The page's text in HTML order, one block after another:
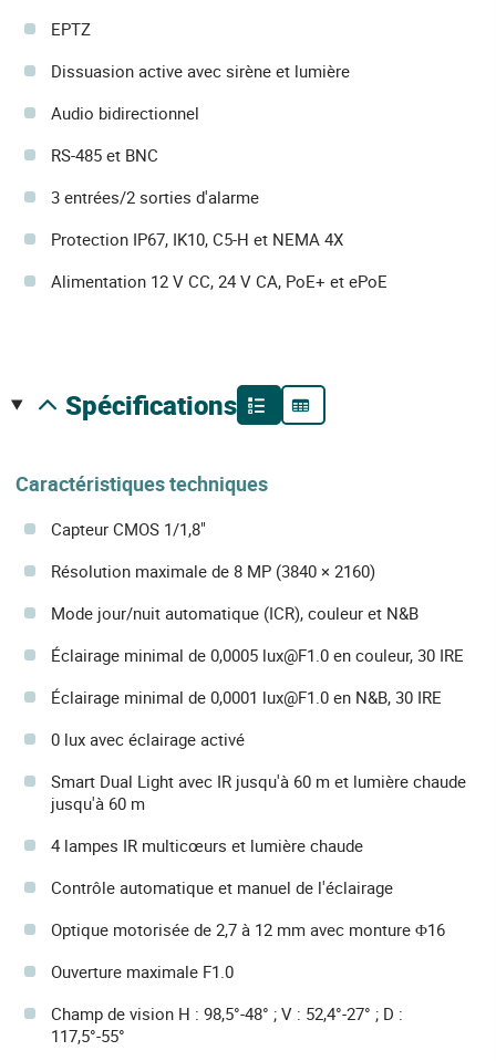
EPTZ
Dissuasion active avec sirène et lumière
Audio bidirectionnel
RS-485 et BNC
3 entrées/2 sorties d'alarme
Protection IP67, IK10, C5-H et NEMA 4X
Alimentation 12 V CC, 24 V CA, PoE+ et ePoE
spécifications
Caractéristiques techniques
Capteur CMOS 1/1,8"
Résolution maximale de 8 MP (3840 × 2160)
Mode jour/nuit automatique (ICR), couleur et N&B
Éclairage minimal de 0,0005 lux@F1.0 en couleur, 30 IRE
Éclairage minimal de 0,0001 lux@F1.0 en N&B, 30 IRE
0 lux avec éclairage activé
Smart Dual Light avec IR jusqu'à 60 m et lumière chaude
jusqu'à 60 m
4 lampes IR multicœurs et lumière chaude
Contrôle automatique et manuel de l'éclairage
Optique motorisée de 2,7 à 12 mm avec monture Φ16
Ouverture maximale F1.0
Champ de vision H : 98,5°-48° ; V : 52,4°-27° ; D :
117,5°-55°